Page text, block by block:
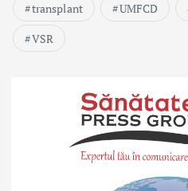
transplant
UMFCD
VSR